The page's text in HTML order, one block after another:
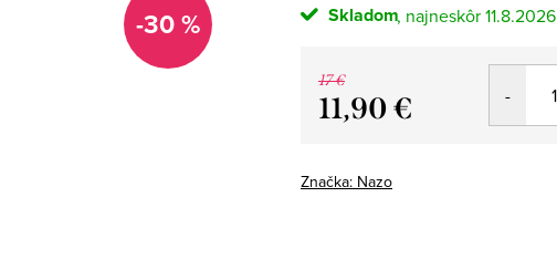
-30 % Skladom 11.8.2026
17 €
11,90 €
Značka: Nazo